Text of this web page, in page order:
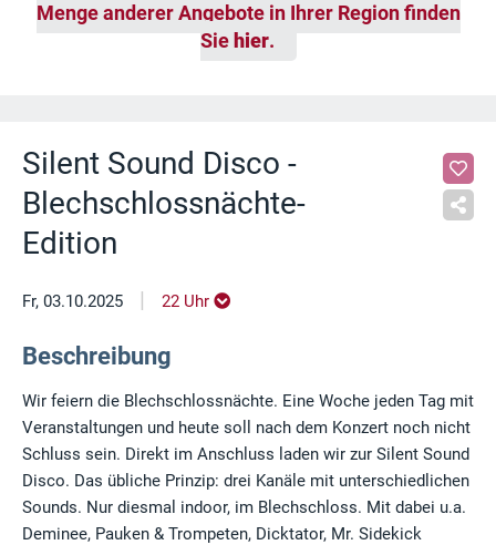
Menge anderer Angebote in Ihrer Region finden
Sie hier.
Silent Sound Disco -
Blechschlossnächte-
Edition
Fr, 03.10.2025 | 22 Uhr
Beschreibung
Wir feiern die Blechschlossnächte. Eine Woche jeden Tag mit
Veranstaltungen und heute soll nach dem Konzert noch nicht
Schluss sein. Direkt im Anschluss laden wir zur Silent Sound
Disco. Das übliche Prinzip: drei Kanäle mit unterschiedlichen
Sounds. Nur diesmal indoor, im Blechschloss. Mit dabei u.a.
Deminee, Pauken & Trompeten, Dicktator, Mr. Sidekick